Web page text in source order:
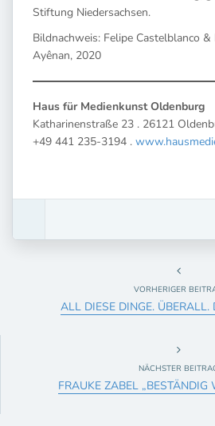
Stiftung Niedersachsen.
Bildnachweis: Felipe Castelblanco
Ayênan, 2020
Haus für Medienkunst Oldenburg
Katharinenstraße 23 . 26121
+49 441 235-3194 .
VORHERIGER
ALL DIESE DINGE. ÜBERALL.
NÄCHSTER
FRAUKE ZABEL „BESTÄNDIG